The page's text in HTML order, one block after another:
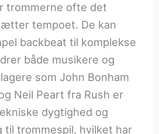
trommerne ofte det
tempoet. De kan
backbeat til komplekse
både musikere og
som John Bonham
Neil Peart fra Rush er
dygtighed og
til trommespil, hvilket har